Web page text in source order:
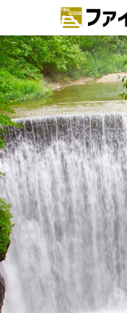
注目
ファ
メディアの
プラ
不
ドで探す